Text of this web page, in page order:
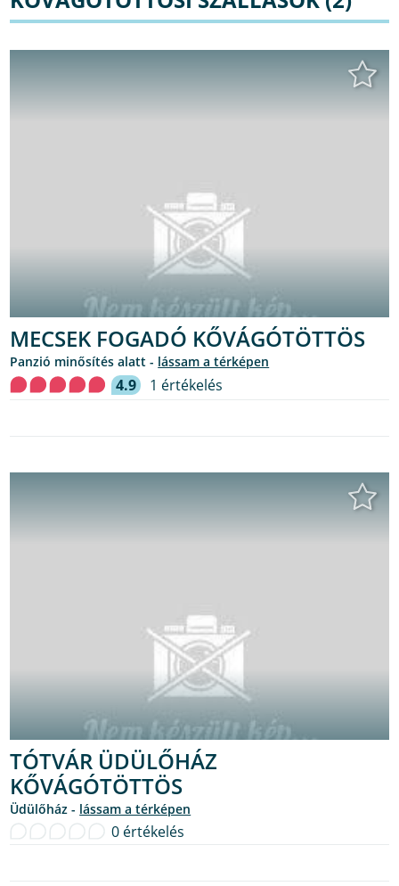
MECSEK FOGADÓ KŐVÁGÓTÖTTÖS
Panzió minősítés alatt - lássam a térképen
4.9 1 értékelés
TÓTVÁR ÜDÜLŐHÁZ
KŐVÁGÓTÖTTÖS
Üdülőház - lássam a térképen
0 értékelés